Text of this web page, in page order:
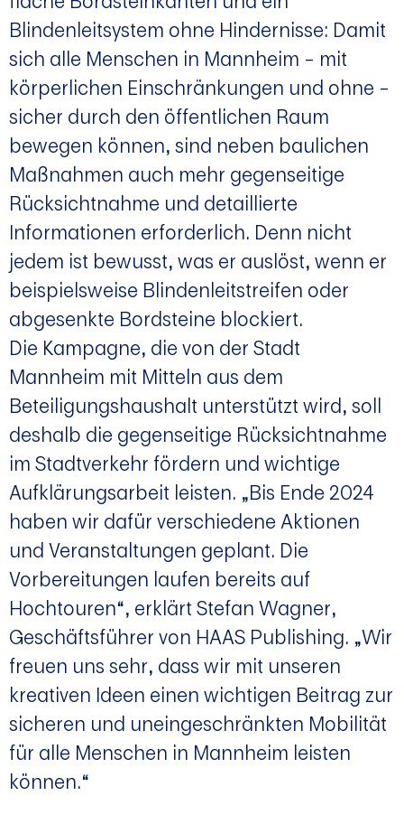
Blindenleitsystem ohne Hindernisse: Damit
sich alle Menschen in Mannheim – mit
körperlichen Einschränkungen und ohne –
sicher durch den öffentlichen Raum
bewegen können, sind neben baulichen
Maßnahmen auch mehr gegenseitige
Rücksichtnahme und detaillierte
Informationen erforderlich. Denn nicht
jedem ist bewusst, was er auslöst, wenn er
beispielsweise Blindenleitstreifen oder
abgesenkte Bordsteine blockiert.
Die Kampagne, die von der Stadt
Mannheim mit Mitteln aus dem
Beteiligungshaushalt unterstützt wird, soll
deshalb die gegenseitige Rücksichtnahme
im Stadtverkehr fördern und wichtige
Aufklärungsarbeit leisten. „Bis Ende 2024
haben wir dafür verschiedene Aktionen
und Veranstaltungen geplant. Die
Vorbereitungen laufen bereits auf
Hochtouren“, erklärt Stefan Wagner,
Geschäftsführer von HAAS Publishing. „Wir
freuen uns sehr, dass wir mit unseren
kreativen Ideen einen wichtigen Beitrag zur
sicheren und uneingeschränkten Mobilität
für alle Menschen in Mannheim leisten
können.“